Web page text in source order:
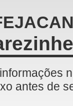
antes de